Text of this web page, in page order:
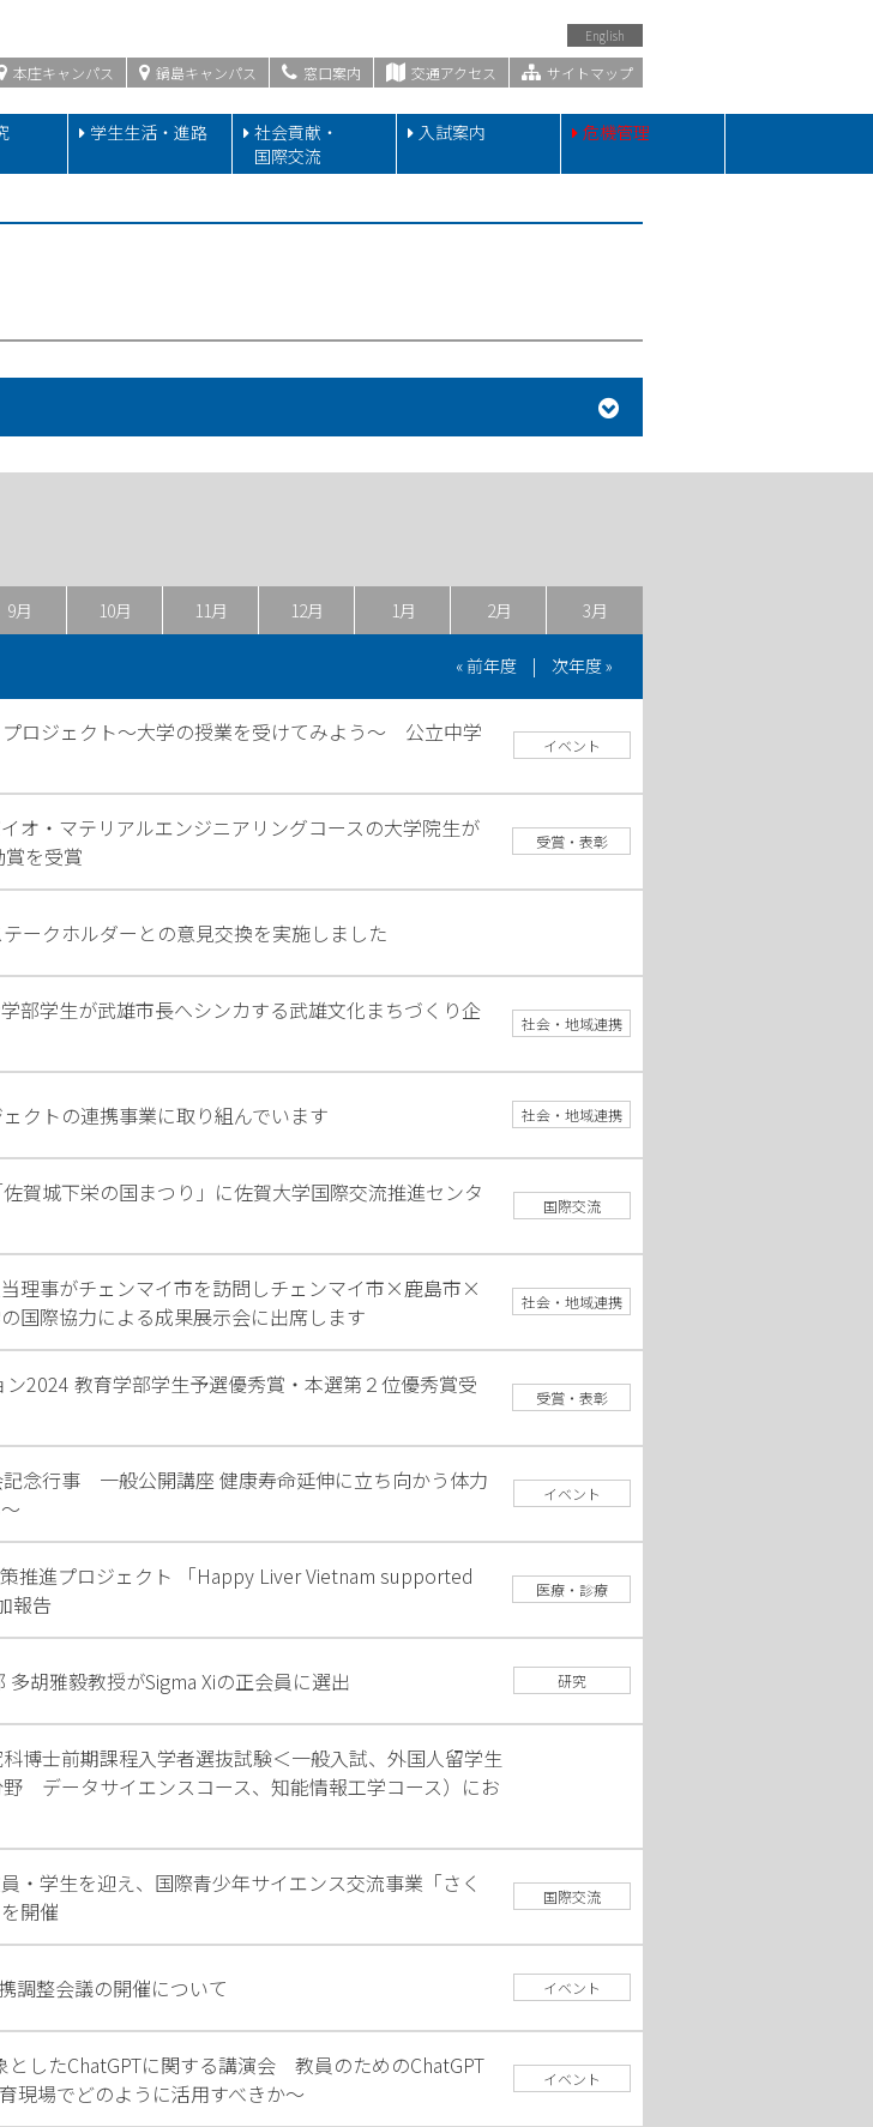
English
本庄キャンパス 鍋島キャンパス 窓口案内 交通アクセス サイトマップ
学生生活・進路
社会貢献・
国際交流
入試案内 危機管理
9月 10月 11月 12月 1月 2月 3月
« 前年度 | 次年度 »
プロジェクト～大学の授業を受けてみよう～ 公立中学
イベント
オ・マテリアルエンジニアリングコースの大学院生が
を受賞
受賞・表彰
ークホルダーとの意見交換を実施しました
部学生が武雄市長へシンカする武雄文化まちづくり企
社会・地域連携
クトの連携事業に取り組んでいます 社会・地域連携
賀城下栄の国まつり」に佐賀大学国際交流推進センタ
国際交流
理事がチェンマイ市を訪問しチェンマイ市×鹿島市×
国際協力による成果展示会に出席します
社会・地域連携
ン2024 教育学部学生予選優秀賞・本選第２位優秀賞受
受賞・表彰
念行事 一般公開講座 健康寿命延伸に立ち向かう体力
イベント
推進プロジェクト 「Happy Liver Vietnam supported
報告
医療・診療
胡雅毅教授がSigma Xiの正会員に選出 研究
博士前期課程入学者選抜試験＜一般入試、外国人留学生
データサイエンスコース、知能情報工学コース）にお
・学生を迎え、国際青少年サイエンス交流事業「さく
開催
国際交流
調整会議の開催について イベント
したChatGPTに関する講演会 教員のためのChatGPT
現場でどのように活用すべきか～
イベント